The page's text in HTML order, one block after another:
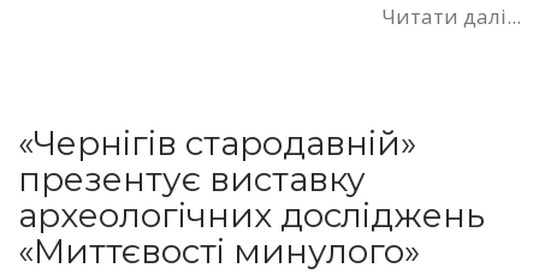
Читати далі...
«Чернігів стародавній»
презентує виставку
археологічних досліджень
«Миттєвості минулого»